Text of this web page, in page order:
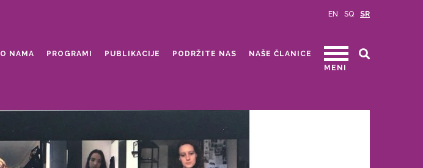
EN SQ SR
O NAMA PROGRAMI PUBLIKACIJE PODRŽITE NAS
NAŠE ČLANICE
MENI